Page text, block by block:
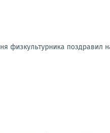
физкультурника поздравил